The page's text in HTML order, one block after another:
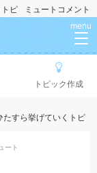
ミュートコメント
トピ
menu
トピック作成
たすら挙げていくトピ
ート